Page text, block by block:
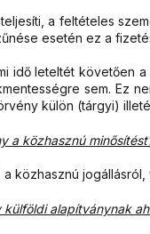
a feltételes
esetén ez a
idő leteltét követően
sem. Ez
külön (tárgyi)
a közhasznú
közhasznú
alapítványnak